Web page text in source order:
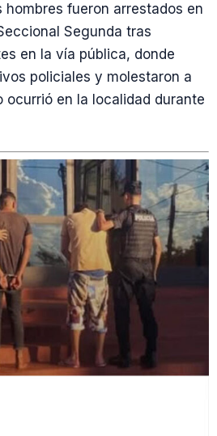
hombres fueron arrestados en
Segunda tras
en la vía pública, donde
policiales y molestaron a
ocurrió en la localidad durante